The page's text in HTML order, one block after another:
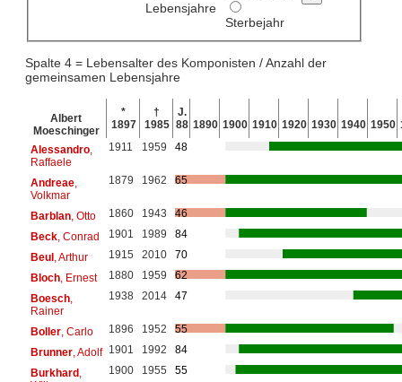
Lebensjahre
Sterbejahr
Spalte 4 = Lebensalter des Komponisten / Anzahl der
gemeinsamen Lebensjahre
Albert
Moeschinger
*
1897
†
1985
J.
88 1890 1900 1910 1920 1930 1940 1950
Alessandro,
Raffaele
1911 1959 48
Andreae,
Volkmar
1879 1962 65
Barblan, Otto 1860 1943
46
Beck, Conrad 1901 1989
84
Beul, Arthur 1915 2010
70
Bloch, Ernest 1880 1959
62
Boesch,
Rainer
1938 2014 47
Boller, Carlo 1896 1952
55
Brunner, Adolf 1901 1992
84
Burkhard,
1900 1955 55